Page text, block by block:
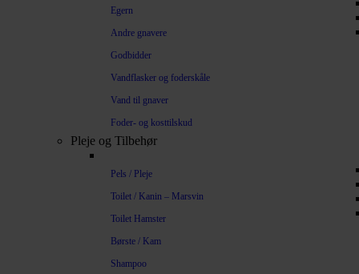
Egern
Andre gnavere
Godbidder
Vandflasker og foderskåle
Vand til gnaver
Foder- og kosttilskud
Pleje og Tilbehør
Pels / Pleje
Toilet / Kanin – Marsvin
Toilet Hamster
Børste / Kam
Shampoo